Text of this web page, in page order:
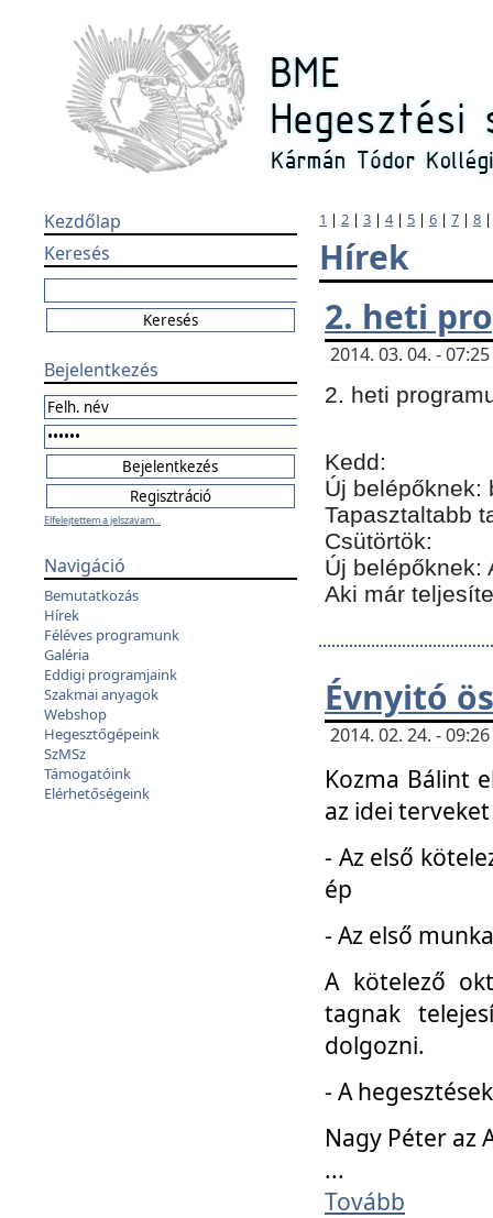
Kezdőlap
Keresés
Bejelentkezés
Elfelejtettem a jelszavam...
Navigáció
Bemutatkozás
Hírek
Féléves programunk
Galéria
Eddigi programjaink
Szakmai anyagok
Webshop
Hegesztőgépeink
SzMSz
Támogatóink
Elérhetőségeink
1 | 2 | 3 | 4| 5 | 6 | 7 | 8
Hírek
2. heti
2014. 03. 04. -
2. heti
Kedd:
Új belépőknek:
Tapasztaltabb
Csütörtök:
Új belépőknek:
Aki már
Évnyitó
2014. 02. 24. -
Kozma Bálint
az idei
- Az első
ép
- Az első
A kötelező
tagnak
dolgozni.
- A
Nagy Péter az
...
Tovább